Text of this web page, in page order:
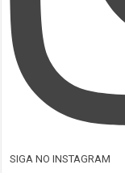
SIGA NO INSTAGRAM